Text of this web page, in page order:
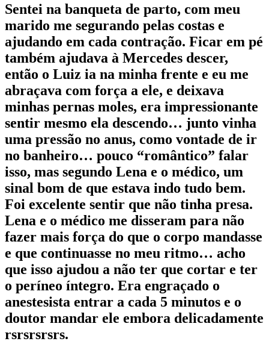
Sentei na banqueta de parto, com meu
marido me segurando pelas costas e
ajudando em cada contração. Ficar em pé
também ajudava à Mercedes descer,
então o Luiz ia na minha frente e eu me
abraçava com força a ele, e deixava
minhas pernas moles, era impressionante
sentir mesmo ela descendo… junto vinha
uma pressão no anus, como vontade de ir
no banheiro… pouco “romântico” falar
isso, mas segundo Lena e o médico, um
sinal bom de que estava indo tudo bem.
Foi excelente sentir que não tinha presa.
Lena e o médico me disseram para não
fazer mais força do que o corpo mandasse
e que continuasse no meu ritmo… acho
que isso ajudou a não ter que cortar e ter
o períneo íntegro. Era engraçado o
anestesista entrar a cada 5 minutos e o
doutor mandar ele embora delicadamente
rsrsrsrsrs.